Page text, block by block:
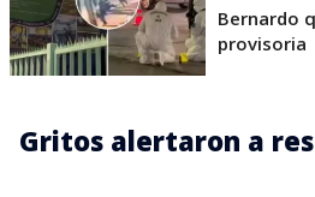
Bernardo
provisoria
Gritos alertaron a